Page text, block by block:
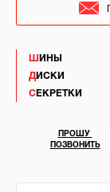
ШИНЫ
ДИСКИ
СЕКРЕТКИ
ПРОШУ
ПОЗВОНИТЬ